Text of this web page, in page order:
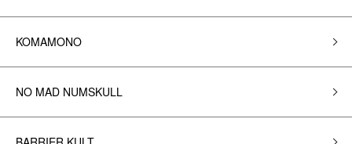
KOMAMONO
NO MAD NUMSKULL